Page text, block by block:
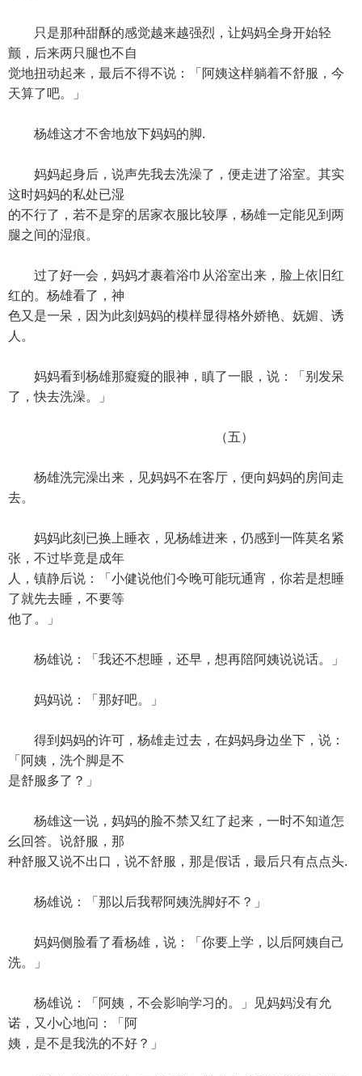
只是那种甜酥的感觉越来越强烈，让妈妈全身开始轻
颤，后来两只腿也不自
觉地扭动起来，最后不得不说：「阿姨这样躺着不舒服，今
天算了吧。」
杨雄这才不舍地放下妈妈的脚.
妈妈起身后，说声先我去洗澡了，便走进了浴室。其实
这时妈妈的私处已湿
的不行了，若不是穿的居家衣服比较厚，杨雄一定能见到两
腿之间的湿痕。
过了好一会，妈妈才裹着浴巾从浴室出来，脸上依旧红
红的。杨雄看了，神
色又是一呆，因为此刻妈妈的模样显得格外娇艳、妩媚、诱
人。
妈妈看到杨雄那癡癡的眼神，瞋了一眼，说：「别发呆
了，快去洗澡。」
（五）
杨雄洗完澡出来，见妈妈不在客厅，便向妈妈的房间走
去。
妈妈此刻已换上睡衣，见杨雄进来，仍感到一阵莫名紧
张，不过毕竟是成年
人，镇静后说：「小健说他们今晚可能玩通宵，你若是想睡
了就先去睡，不要等
他了。」
杨雄说：「我还不想睡，还早，想再陪阿姨说说话。」
妈妈说：「那好吧。」
得到妈妈的许可，杨雄走过去，在妈妈身边坐下，说：
「阿姨，洗个脚是不
是舒服多了？」
杨雄这一说，妈妈的脸不禁又红了起来，一时不知道怎
幺回答。说舒服，那
种舒服又说不出口，说不舒服，那是假话，最后只有点点头.
杨雄说：「那以后我帮阿姨洗脚好不？」
妈妈侧脸看了看杨雄，说：「你要上学，以后阿姨自己
洗。」
杨雄说：「阿姨，不会影响学习的。」见妈妈没有允
诺，又小心地问：「阿
姨，是不是我洗的不好？」